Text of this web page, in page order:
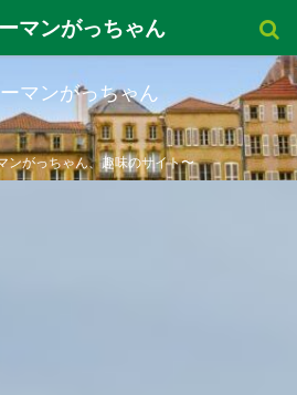
マンがっちゃん
ンがっちゃん、趣味のサイト〜
マンがっちゃん